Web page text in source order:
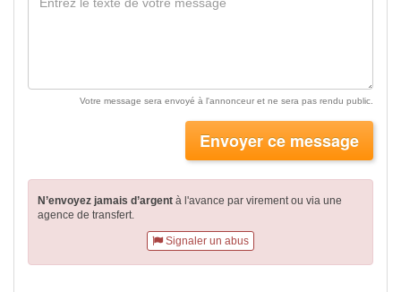
Votre message sera envoyé à l'annonceur et ne sera pas rendu public.
Envoyer ce message
N’envoyez jamais d’argent à l'avance par virementou via une
agence de transfert.
Signaler un abus